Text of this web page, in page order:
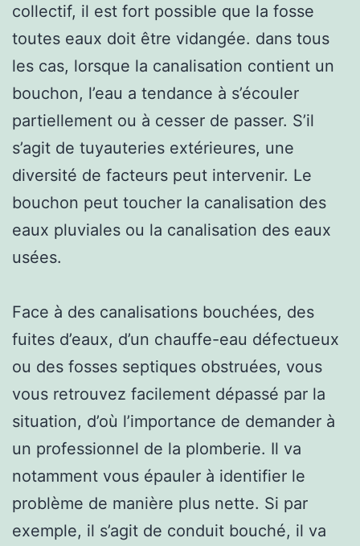
collectif, il est fort possible que la fosse
toutes eaux doit être vidangée. dans tous
les cas, lorsque la canalisation contient un
bouchon, l’eau a tendance à s’écouler
partiellement ou à cesser de passer. S’il
s’agit de tuyauteries extérieures, une
diversité de facteurs peut intervenir. Le
bouchon peut toucher la canalisation des
eaux pluviales ou la canalisation des eaux
usées.
Face à des canalisations bouchées, des
fuites d’eaux, d’un chauffe-eau défectueux
ou des fosses septiques obstruées, vous
vous retrouvez facilement dépassé par la
situation, d’où l’importance de demander à
un professionnel de la plomberie. Il va
notamment vous épauler à identifier le
problème de manière plus nette. Si par
exemple, il s’agit de conduit bouché, il va